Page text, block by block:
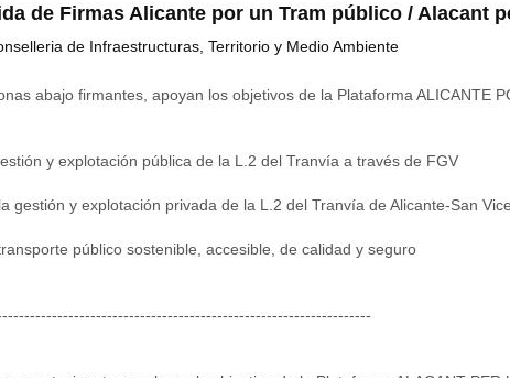
de Firmas Alicante por un Tram público / Alacant
de Infraestructuras, Territorio y Medio Ambiente
abajo firmantes, apoyan los objetivos de la Plataforma ALICANTE
y explotación pública de la L.2 del Tranvía a través de FGV
gestión y explotación privada de la L.2 del Tranvía de Alicante-San
público sostenible, accesible, de calidad y seguro